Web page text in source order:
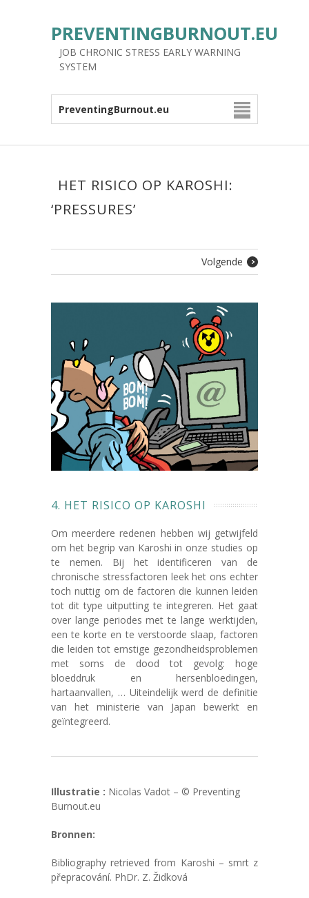
PREVENTINGBURNOUT.EU
JOB CHRONIC STRESS EARLY WARNING
SYSTEM
PreventingBurnout.eu
HET RISICO OP KAROSHI:
‘PRESSURES’
Volgende
4. HET RISICO OP KAROSHI
Om meerdere redenen hebben wij getwijfeld
om het begrip van Karoshi in onze studies op
te nemen. Bij het identificeren van de
chronische stressfactoren leek het ons echter
toch nuttig om de factoren die kunnen leiden
tot dit type uitputting te integreren. Het gaat
over lange periodes met te lange werktijden,
een te korte en te verstoorde slaap, factoren
die leiden tot ernstige gezondheidsproblemen
met soms de dood tot gevolg: hoge
bloeddruk en hersenbloedingen,
hartaanvallen, … Uiteindelijk werd de definitie
van het ministerie van Japan bewerkt en
geïntegreerd.
Illustratie : Nicolas Vadot – © Preventing
Burnout.eu
Bronnen:
Bibliography retrieved from Karoshi – smrt z
přepracování. PhDr. Z. Židková